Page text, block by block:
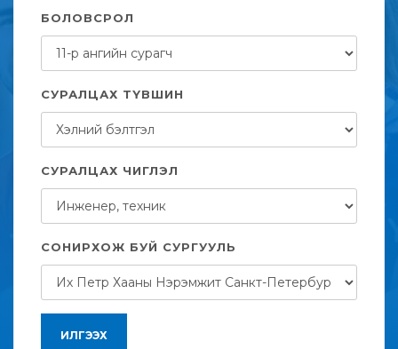
БОЛОВСРОЛ
СУРАЛЦАХ ТҮВШИН
СУРАЛЦАХ ЧИГЛЭЛ
СОНИРХОЖ БУЙ СУРГУУЛЬ
ИЛГЭЭХ